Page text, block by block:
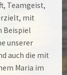
Teamgeist,
mit
Beispiel
unserer
auch die mit
Maria im